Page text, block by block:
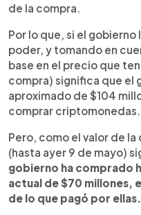
de la compra.
Por lo que, si el gobierno
poder, y tomando en
base en el precio que
compra) significa que el
aproximado de $104
comprar criptomonedas.
Pero, como el valor de
(hasta ayer 9 de mayo)
gobierno ha comprado
actual de $70 millones,
de lo que pagó por ellas.